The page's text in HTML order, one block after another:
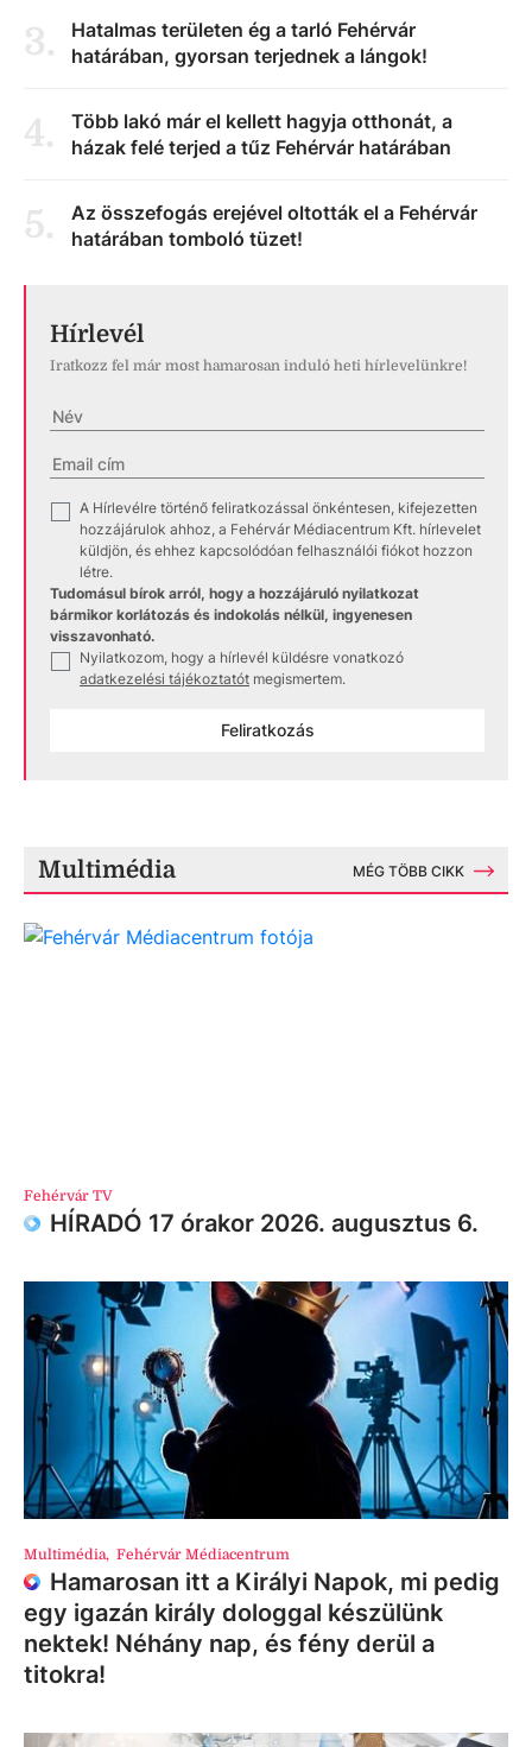
3.
Hatalmas területen ég a tarló Fehérvár
határában, gyorsan terjednek a lángok!
4.
Több lakó már el kellett hagyja otthonát, a
házak felé terjed a tűz Fehérvár határában
5.
Az összefogás erejével oltották el a Fehérvár
határában tomboló tüzet!
Hírlevél
Iratkozz fel már most hamarosan induló heti hírlevelünkre!
A Hírlevélre történő feliratkozással önkéntesen, kifejezetten
hozzájárulok ahhoz, a Fehérvár Médiacentrum Kft. hírlevelet
küldjön, és ehhez kapcsolódóan felhasználói fiókot hozzon
létre.
Tudomásul bírok arról, hogy a hozzájáruló nyilatkozat
bármikor korlátozás és indokolás nélkül, ingyenesen
visszavonható.
Nyilatkozom, hogy a hírlevél küldésre vonatkozó
adatkezelési tájékoztatót megismertem.
Feliratkozás
Multimédia MÉG TÖBB CIKK
Fehérvár TV
HÍRADÓ 17 órakor 2026. augusztus 6.
Multimédia, Fehérvár Médiacentrum
Hamarosan itt a Királyi Napok, mi pedig
egy igazán király dologgal készülünk
nektek! Néhány nap, és fény derül a
titokra!